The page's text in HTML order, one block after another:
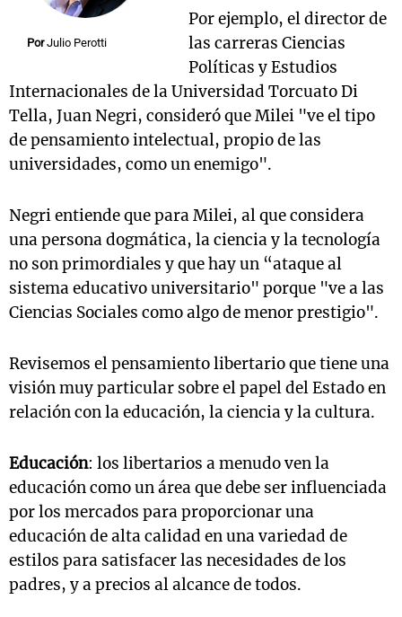
Por Julio Perotti
Por ejemplo, el director de
las carreras Ciencias
Políticas y Estudios
Internacionales de la Universidad Torcuato Di
Tella, Juan Negri, consideró que Milei "ve el tipo
de pensamiento intelectual, propio de las
universidades, como un enemigo".
Negri entiende que para Milei, al que considera
una persona dogmática, la ciencia y la tecnología
no son primordiales y que hay un “ataque al
sistema educativo universitario" porque "ve a las
Ciencias Sociales como algo de menor prestigio".
Revisemos el pensamiento libertario que tiene una
visión muy particular sobre el papel del Estado en
relación con la educación, la ciencia y la cultura.
Educación: los libertarios a menudo ven la
educación como un área que debe ser influenciada
por los mercados para proporcionar una
educación de alta calidad en una variedad de
estilos para satisfacer las necesidades de los
padres, y a precios al alcance de todos.